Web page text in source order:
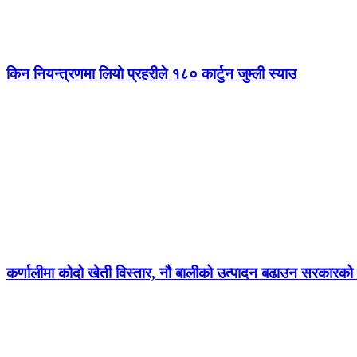
किन नियन्त्रणमा लियो प्रहरीले १८० कार्टुन जुम्ली स्याउ
कर्णालीमा कोदो खेती विस्तार, नौ बालीको उत्पादन बढाउन